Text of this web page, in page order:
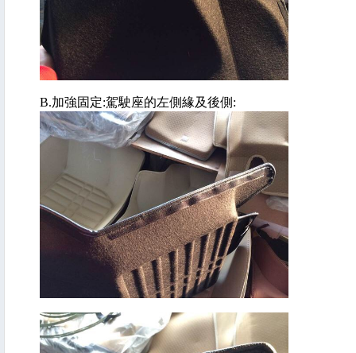
B.加強固定:駕駛座的左側緣及後側: